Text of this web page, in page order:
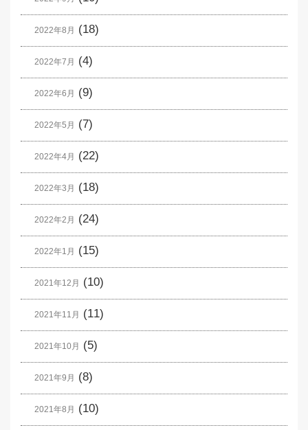
2022年8月 (18)
2022年7月 (4)
2022年6月 (9)
2022年5月 (7)
2022年4月 (22)
2022年3月 (18)
2022年2月 (24)
2022年1月 (15)
2021年12月 (10)
2021年11月 (11)
2021年10月 (5)
2021年9月 (8)
2021年8月 (10)